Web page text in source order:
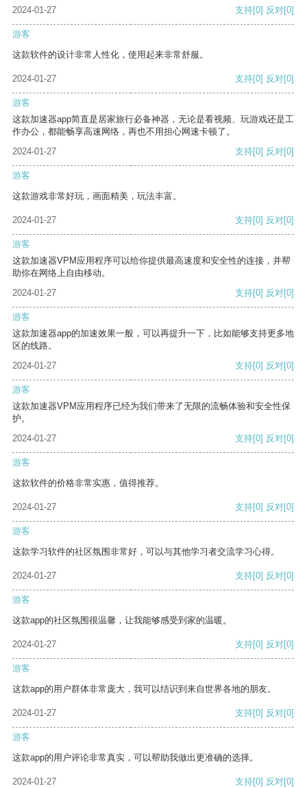
2024-01-27 支持[0] 反对[0]
游客
这款软件的设计非常人性化，使用起来非常舒服。
2024-01-27 支持[0] 反对[0]
游客
这款加速器app简直是居家旅行必备神器，无论是看视频、玩游戏还是工
作办公，都能畅享高速网络，再也不用担心网速卡顿了。
2024-01-27
支持[0] 反对[0]
游客
这款游戏非常好玩，画面精美，玩法丰富。
2024-01-27 支持[0] 反对[0]
游客
这款加速器VPM应用程序可以给你提供最高速度和安全性的连接，并帮
助你在网络上自由移动。
2024-01-27
支持[0] 反对[0]
游客
这款加速器app的加速效果一般，可以再提升一下，比如能够支持更多地
区的线路。
2024-01-27
支持[0] 反对[0]
游客
这款加速器VPM应用程序已经为我们带来了无限的流畅体验和安全性保
护。
2024-01-27
支持[0] 反对[0]
游客
这款软件的价格非常实惠，值得推荐。
2024-01-27 支持[0] 反对[0]
游客
这款学习软件的社区氛围非常好，可以与其他学习者交流学习心得。
2024-01-27 支持[0] 反对[0]
游客
这款app的社区氛围很温馨，让我能够感受到家的温暖。
2024-01-27 支持[0] 反对[0]
游客
这款app的用户群体非常庞大，我可以结识到来自世界各地的朋友。
2024-01-27 支持[0] 反对[0]
游客
这款app的用户评论非常真实，可以帮助我做出更准确的选择。
2024-01-27 支持[0] 反对[0]